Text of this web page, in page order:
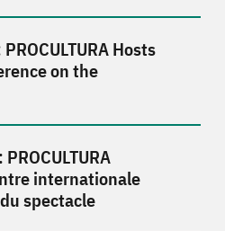
Hosts
on the
internationale
spectacle